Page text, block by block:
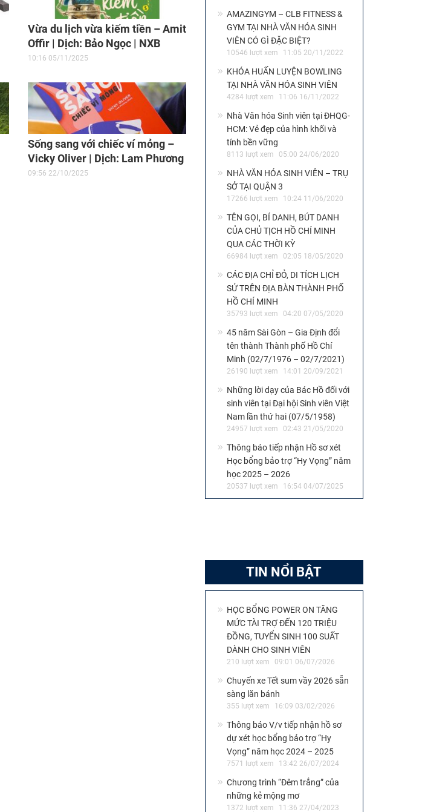
Vừa du lịch vừa kiếm tiền – Amit
Offir | Dịch: Bảo Ngọc | NXB
Thanh Niên, 2018
10:16 05/11/2025
Sống sang với chiếc ví mỏng –
Vicky Oliver | Dịch: Lam Phương
| NXB Thanh Niên, 2020
09:56 22/10/2025
AMAZINGYM – CLB FITNESS &
GYM TẠI NHÀ VĂN HÓA SINH
VIÊN CÓ GÌ ĐẶC BIỆT?
10546 lượt xem 11:05 20/11/2022
KHÓA HUẤN LUYỆN BOWLING
TẠI NHÀ VĂN HÓA SINH VIÊN
4284 lượt xem 11:06 16/11/2022
Nhà Văn hóa Sinh viên tại ĐHQG-
HCM: Vẻ đẹp của hình khối và
tính bền vững
8113 lượt xem 05:00 24/06/2020
NHÀ VĂN HÓA SINH VIÊN – TRỤ
SỞ TẠI QUẬN 3
17266 lượt xem 10:24 11/06/2020
TÊN GỌI, BÍ DANH, BÚT DANH
CỦA CHỦ TỊCH HỒ CHÍ MINH
QUA CÁC THỜI KỲ
66984 lượt xem 02:05 18/05/2020
CÁC ĐỊA CHỈ ĐỎ, DI TÍCH LỊCH
SỬ TRÊN ĐỊA BÀN THÀNH PHỐ
HỒ CHÍ MINH
35793 lượt xem 04:20 07/05/2020
45 năm Sài Gòn – Gia Định đổi
tên thành Thành phố Hồ Chí
Minh (02/7/1976 – 02/7/2021)
26190 lượt xem 14:01 20/09/2021
Những lời dạy của Bác Hồ đối với
sinh viên tại Đại hội Sinh viên Việt
Nam lần thứ hai (07/5/1958)
24957 lượt xem 02:43 21/05/2020
Thông báo tiếp nhận Hồ sơ xét
Học bổng bảo trợ “Hy Vọng” năm
học 2025 – 2026
20537 lượt xem 16:54 04/07/2025
TIN NỔI BẬT
HỌC BỔNG POWER ON TĂNG
MỨC TÀI TRỢ ĐẾN 120 TRIỆU
ĐỒNG, TUYỂN SINH 100 SUẤT
DÀNH CHO SINH VIÊN
210 lượt xem 09:01 06/07/2026
Chuyến xe Tết sum vầy 2026 sẵn
sàng lăn bánh
355 lượt xem 16:09 03/02/2026
Thông báo V/v tiếp nhận hồ sơ
dự xét học bổng bảo trợ “Hy
Vọng” năm học 2024 – 2025
7571 lượt xem 13:42 26/07/2024
Chương trình “Đêm trắng” của
những kẻ mộng mơ
1372 lượt xem 11:36 27/04/2023